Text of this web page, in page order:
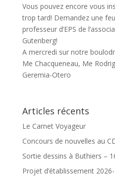
Vous pouvez encore vous
trop tard! Demandez une
professeur d’EPS de
Gutenberg!
A mercredi sur notre
Me Chacqueneau, Me
Geremia-Otero
Articles récents
Le Carnet Voyageur
Concours de nouvelles au
Sortie dessins à Buthiers –
Projet d’établissement